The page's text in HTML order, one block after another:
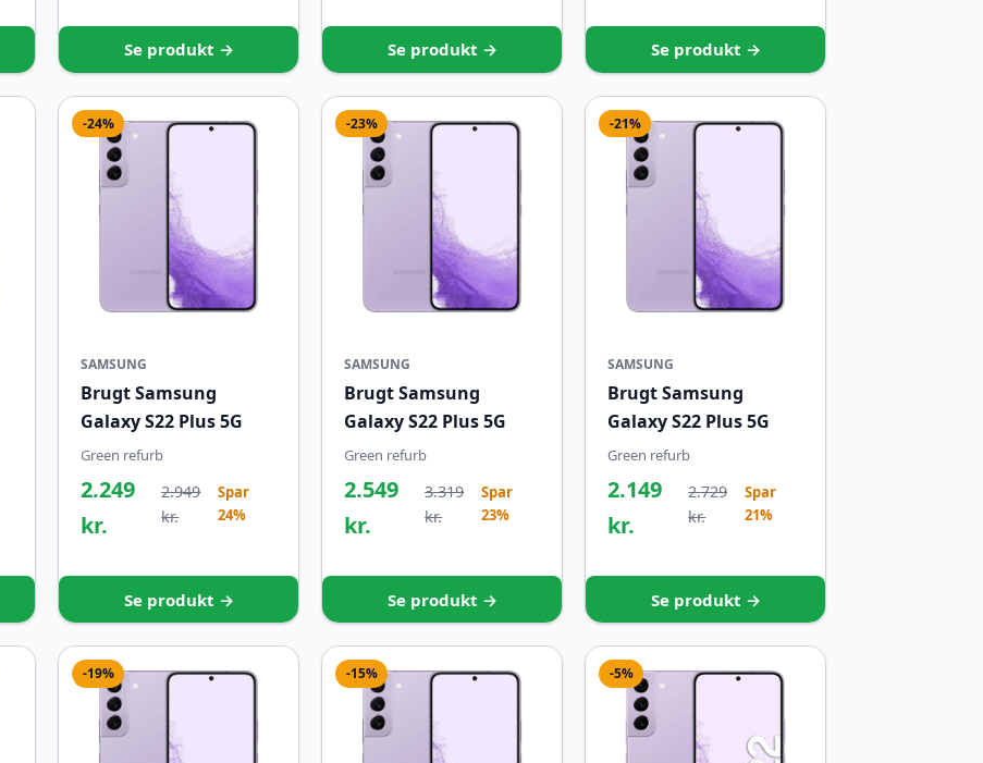
Se produkt → Se produkt → Se produkt →
-24%
SAMSUNG
Brugt Samsung
Galaxy S22 Plus 5G
Green refurb
2.249
kr.
2.949
kr.
Spar
24%
Se produkt →
-23%
SAMSUNG
Brugt Samsung
Galaxy S22 Plus 5G
Green refurb
2.549
kr.
3.319
kr.
Spar
23%
Se produkt →
-21%
SAMSUNG
Brugt Samsung
Galaxy S22 Plus 5G
Green refurb
2.149
kr.
2.729
kr.
Spar
21%
Se produkt →
-19% -15% -5%